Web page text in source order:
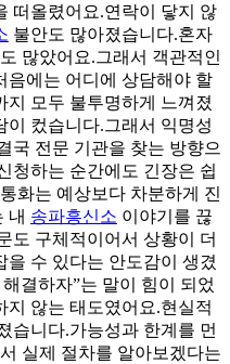
떠올렸어요.연락이 닿지 않
불안도 많아졌습니다.혼자
많았어요.그래서 객관적인
음에는 어디에 상담해야 할
지 모두 불투명하게 느껴졌
이 컸습니다.그래서 익명성
국 전문 기관을 찾는 방향으
청하는 순간에도 긴장은 쉽
화는 예상보다 차분하게 진
내 송파흥신소 이야기를 끊
도 구체적이어서 상황이 더
수 있다는 안도감이 생겼
결하자”는 말이 힘이 되었
지 않는 태도였어요.현실적
습니다.가능성과 한계를 먼
실제 절차를 알아보겠다는